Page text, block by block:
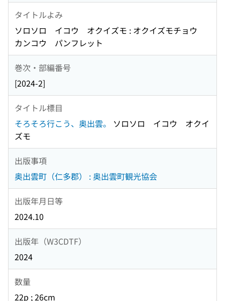
タイトルよみ
ソロソロ イコウ オクイズモ : オクイズモチョウ
カンコウ パンフレット
巻次・部編番号
[2024-2]
タイトル標目
そろそろ行こう、奥出雲。
ソロソロ イコウ オクイ
ズモ
出版事項
奥出雲町（仁多郡） : 奥出雲町観光協会
出版年月日等
2024.10
出版年（W3CDTF）
2024
数量
22p ; 26cm